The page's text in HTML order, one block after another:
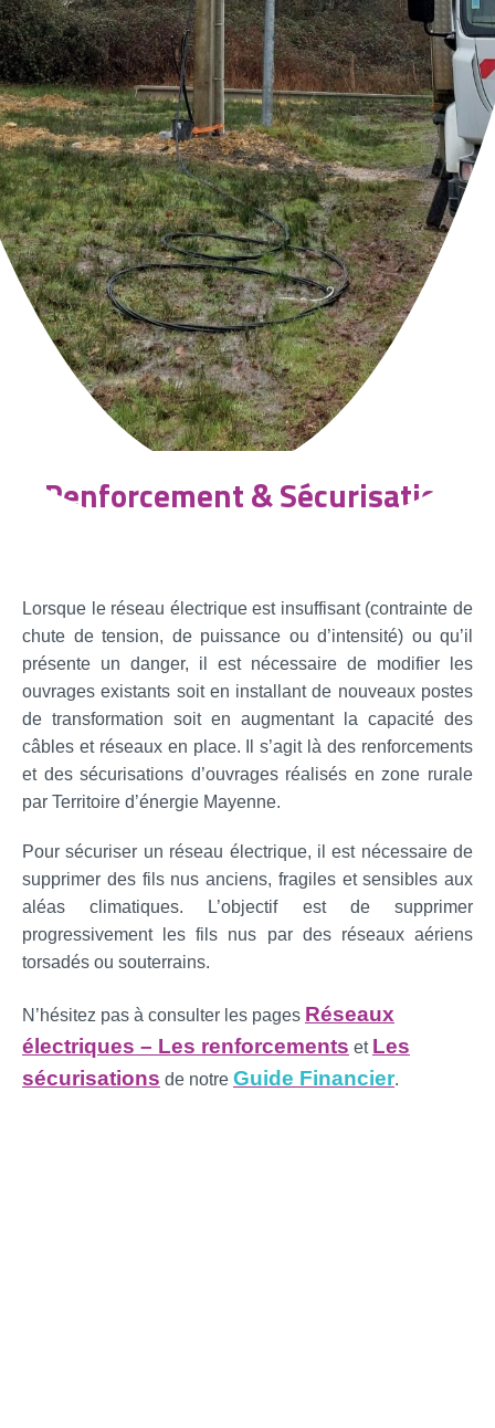
Renforcement & Sécurisation
Lorsque le réseau électrique est insuffisant (contrainte de
chute de tension, de puissance ou d’intensité) ou qu’il
présente un danger, il est nécessaire de modifier les
ouvrages existants soit en installant de nouveaux postes
de transformation soit en augmentant la capacité des
câbles et réseaux en place. Il s’agit là des renforcements
et des sécurisations d’ouvrages réalisés en zone rurale
par Territoire d’énergie Mayenne.
Pour sécuriser un réseau électrique, il est nécessaire de
supprimer des fils nus anciens, fragiles et sensibles aux
aléas climatiques. L’objectif est de supprimer
progressivement les fils nus par des réseaux aériens
torsadés ou souterrains.
N’hésitez pas à consulter les pages Réseaux
électriques – Les renforcements et Les
sécurisations de notre Guide Financier.